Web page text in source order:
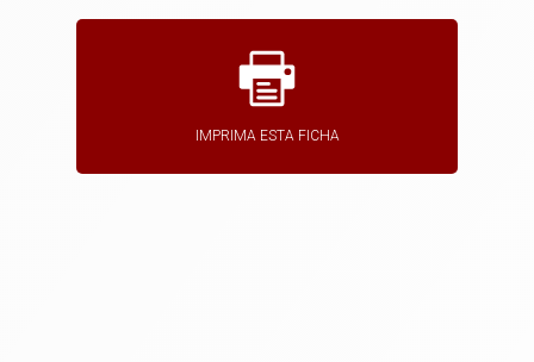
IMPRIMA ESTA FICHA